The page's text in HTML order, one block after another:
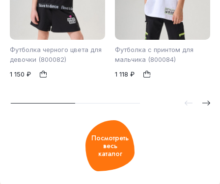
Посмотреть
весь
каталог
Футболка черного цвета для
девочки (800082)
1 150 ₽
122 128
Футболка с принтом для
мальчика (800084)
1 118 ₽
122 128